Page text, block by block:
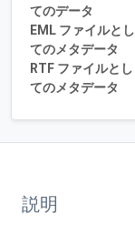
てのデータ
EML ファイルとし
てのメタデータ
RTF ファイルとし
てのメタデータ
説明